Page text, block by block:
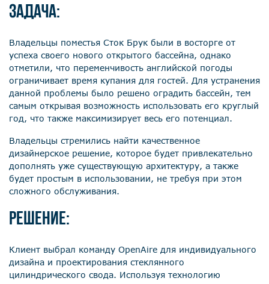
Задача:
Владельцы поместья Сток Брук были в восторге от
успеха своего нового открытого бассейна, однако
отметили, что переменчивость английской погоды
ограничивает время купания для гостей. Для устранения
данной проблемы было решено оградить бассейн, тем
самым открывая возможность использовать его круглый
год, что также максимизирует весь его потенциал.
Владельцы стремились найти качественное
дизайнерское решение, которое будет привлекательно
дополнять уже существующую архитектуру, а также
будет простым в использовании, не требуя при этом
сложного обслуживания.
Решение:
Клиент выбрал команду OpenAire для индивидуального
дизайна и проектирования стеклянного
цилиндрического свода. Используя технологию